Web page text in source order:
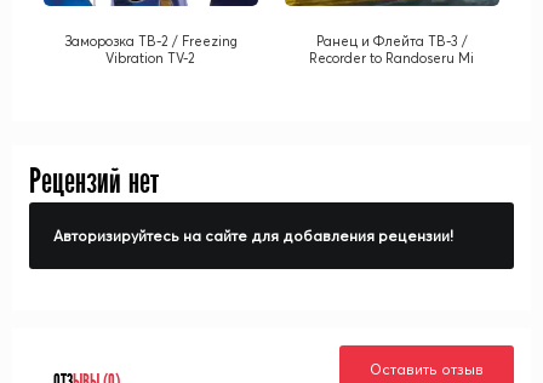
Заморозка ТВ-2 / Freezing
Vibration TV-2
Ранец и Флейта ТВ-3 /
Recorder to Randoseru Mi
Рецензий нет
Авторизируйтесь на сайте для добавления рецензии!
Оставить отзыв